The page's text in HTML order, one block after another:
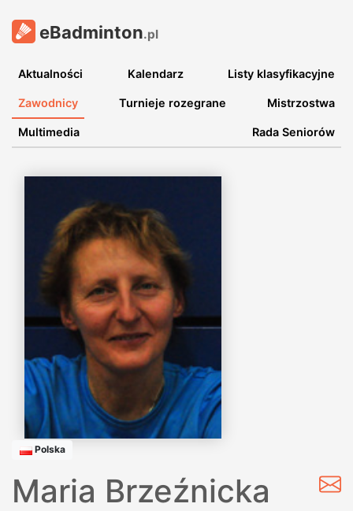
eBadminton.pl
Aktualności Kalendarz Listy klasyfikacyjne
Zawodnicy Turnieje rozegrane Mistrzostwa
Multimedia Rada Seniorów
Polska
Maria Brzeźnicka